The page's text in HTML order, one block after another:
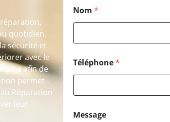
quotidien.
sécurité et
avec le
afin de
permet
Réparation
leur
Nom *
Téléphone*
Message